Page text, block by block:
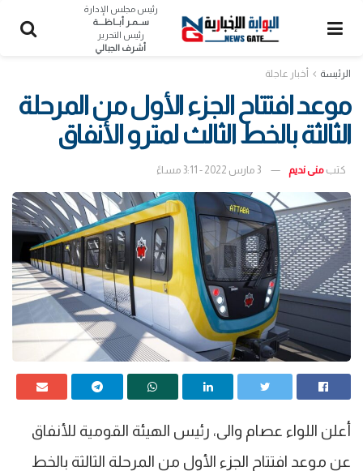
رئيس مجلس الإدارة
ســمـر أبــاظــــة
رئيس التحرير
أشرف الجبالي
الرئيسة أخبار عاجلة
موعد افتتاح الجزء الأول من المرحلة
الثالثة بالخط الثالث لمترو الأنفاق
كتب منى نديم 3 مارس 2022 - 3:11 مساءً
أعلن اللواء عصام والى، رئيس الهيئة القومية للأنفاق
عن موعد افتتاح الجزء الأول من المرحلة الثالثة بالخط